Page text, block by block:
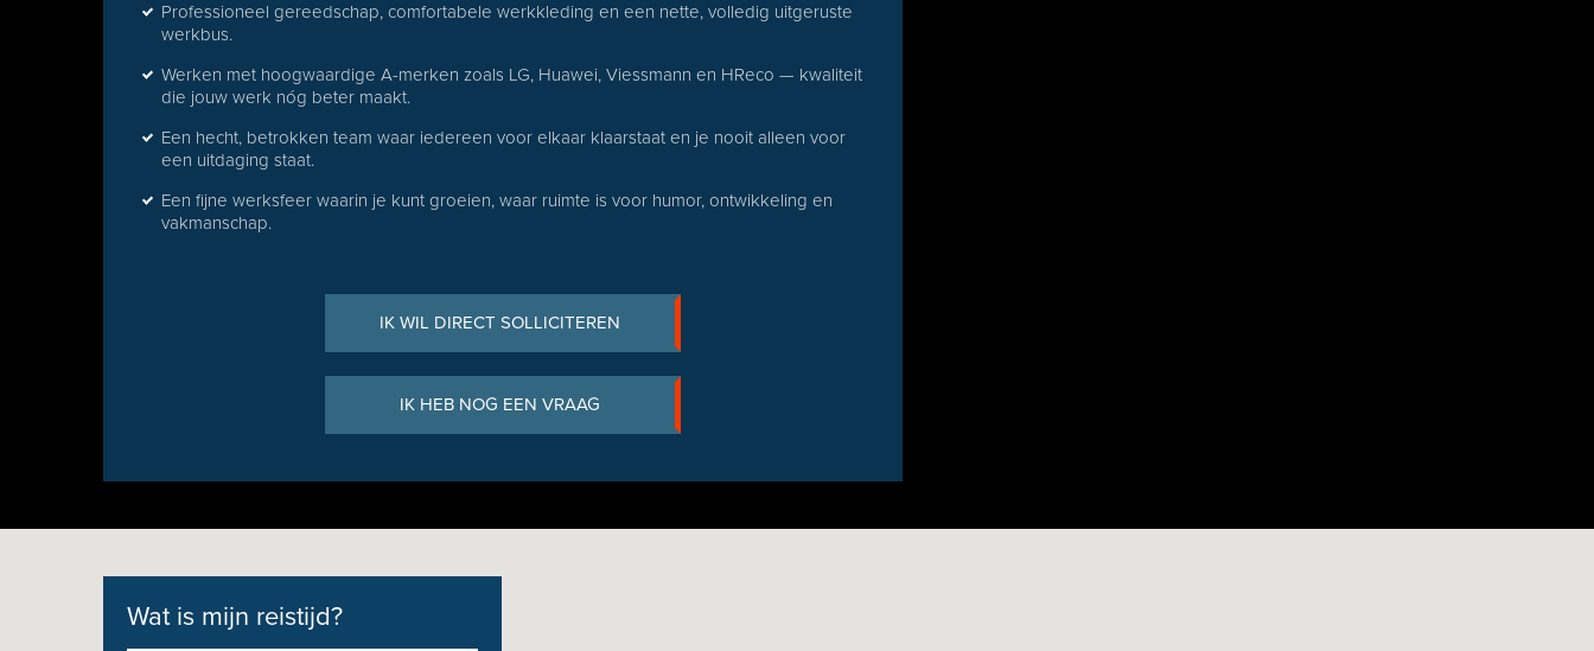
Professioneel gereedschap, comfortabele werkkleding en een nette, volledig uitgeruste
werkbus.
Werken met hoogwaardige A-merken zoals LG, Huawei, Viessmann en HReco — kwaliteit
die jouw werk nóg beter maakt.
Een hecht, betrokken team waar iedereen voor elkaar klaarstaat en je nooit alleen voor
een uitdaging staat.
Een fijne werksfeer waarin je kunt groeien, waar ruimte is voor humor, ontwikkeling en
vakmanschap.
IK WIL DIRECT SOLLICITEREN
IK HEB NOG EEN VRAAG
Wat is mijn reistijd?